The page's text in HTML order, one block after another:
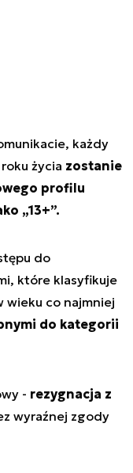
każdy
życia zostanie
profilu
„13+”.
do
które klasyfikuje
wieku co najmniej
do kategorii
- rezygnacja z
wyraźnej zgody